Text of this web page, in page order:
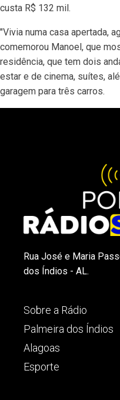
custa R$ 132 mil.
"Vivia numa casa apertada,
comemorou Manoel, que
residência, que tem dois
estar e de cinema, suítes,
garagem para três carros.
Rua José e Maria
dos Índios - AL.
Sobre a Rádio
Palmeira dos Índios
Alagoas
Esporte